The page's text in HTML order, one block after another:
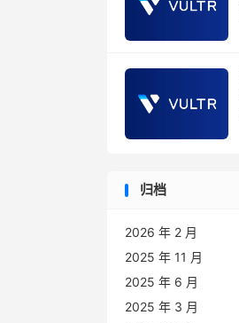
归档
2026 年 2 月
2025 年 11 月
2025 年 6 月
2025 年 3 月